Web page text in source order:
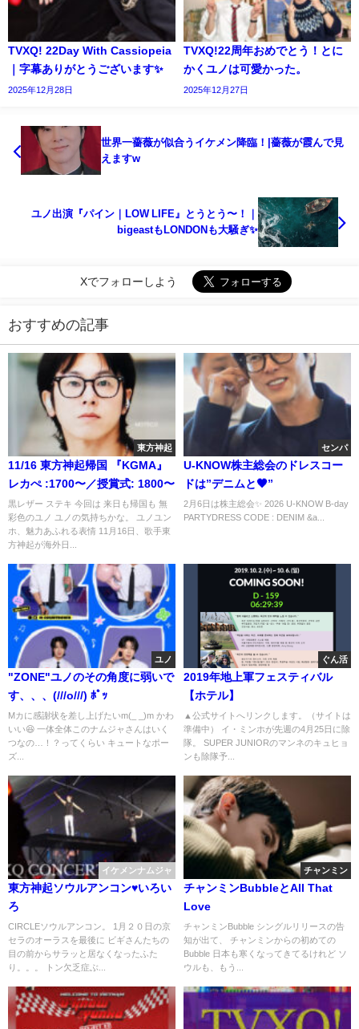
TVXQ! 22Day With Cassiopeia
｜字幕ありがとうございます✨️
2025年12月28日
TVXQ!22周年おめでとう！とに
かくユノは可愛かった。
2025年12月27日
世界一薔薇が似合うイケメン降臨！|薔薇が霞んで見
えますw
ユノ出演『パイン｜LOW LIFE』とうとう〜！｜
bigeastもLONDONも大騒ぎ✨️
Xでフォローしよう
おすすめの記事
東方神起
11/16 東方神起帰国 『KGMA』
レカぺ :1700〜／授賞式: 1800〜
黒レザー ステキ 今回は 来日も帰国も 無
彩色のユノ ユノの気持ちかな。 ユノユン
ホ、魅力あふれる表情 11月16日、歌手東
方神起が海外日...
センパ
U-KNOW株主総会のドレスコー
ドは”デニムと🖤”
2月6日は株主総会✨️ 2026 U-KNOW B-day
PARTYDRESS CODE : DENIM &a...
ユノ
"ZONE"ユノのその角度に弱いで
す、、、(///o///) ﾎﾟｯ
Mカに感謝状を差し上げたいm(_ _)m かわ
いい😆 一体全体このナムジャさんはいく
つなの…！？ってくらい キュートなポー
ズ...
ぐん活
2019年地上軍フェスティバル
【ホテル】
▲公式サイトへリンクします。（サイトは
準備中） イ・ミンホが先週の4月25日に除
隊。 SUPER JUNIORのマンネのキュヒョ
ンも除隊予...
イケメンナムジャ
東方神起ソウルアンコン♥いろい
ろ
CIRCLEソウルアンコン。 1月２０日の京
セラのオーラスを最後に ビギさんたちの
目の前からサラッと居なくなったふた
り。。。 トン欠乏症ぶ...
チャンミン
チャンミンBubbleとAll That
Love
チャンミンBubble シングルリリースの告
知が出て、 チャンミンからの初めての
Bubble 日本も寒くなってきてるけれど ソ
ウルも、もう...